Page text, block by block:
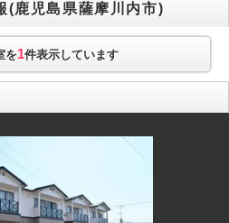
(鹿児島県薩摩川内市)
を1件表示しています